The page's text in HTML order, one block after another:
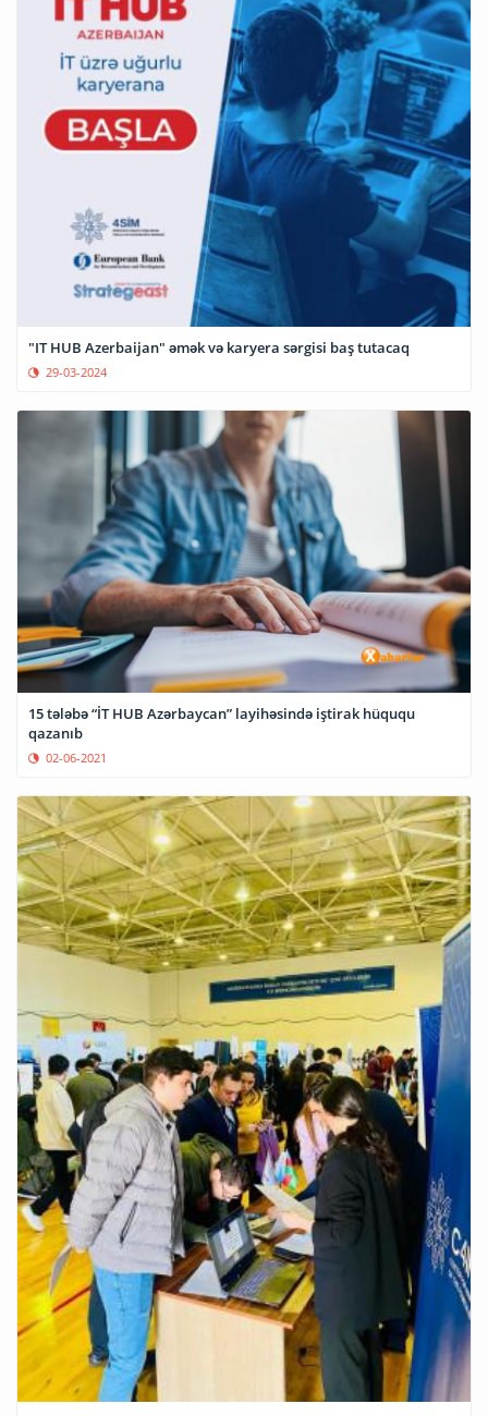
"IT HUB Azerbaijan" əmək və karyera sərgisi baş tutacaq
29-03-2024
15 tələbə “İT HUB Azərbaycan” layihəsində iştirak hüququ
qazanıb
02-06-2021